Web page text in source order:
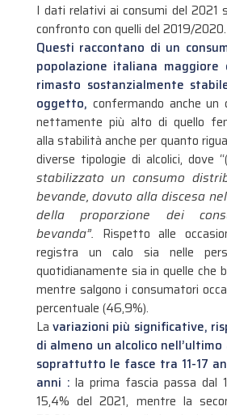
I dati relativi ai consumi del 2021
confronto con quelli del 2019/2020.
Questi raccontano di un
popolazione italiana maggiore
rimasto sostanzialmente
oggetto, confermando anche un
nettamente più alto di quello
alla stabilità anche per quanto
diverse tipologie di alcolici, dove
stabilizzato un consumo
bevande, dovuto alla discesa
della proporzione dei
bevanda”. Rispetto alle
registra un calo sia nelle
quotidianamente sia in quelle che
mentre salgono i consumatori
percentuale (46,9%).
Lavariazioni più significative,
di almeno un alcolico
soprattutto le fasce tra 11-17
anni : la prima fascia passa dal
15,4% del 2021, mentre la